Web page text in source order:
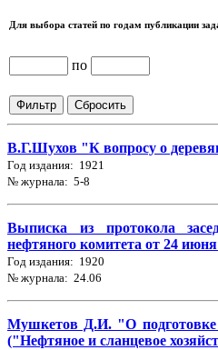
Для выбора статей по годам публикации
по
В.Г.Шухов "К вопросу о
Год издания: 1921
№ журнала: 5-8
Выписка из протокола
нефтяного комитета от 24 июня
Год издания: 1920
№ журнала: 24.06
Мушкетов Д.И. "О подготовке
("Нефтяное и сланцевое